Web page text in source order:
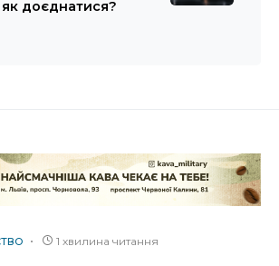
як доєднатися?
1 хвилина читання